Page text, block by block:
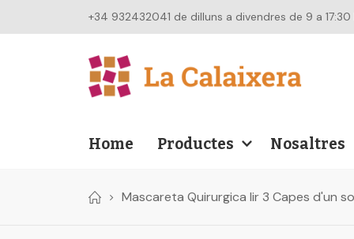
+34 932432041 de dilluns a divendres de 9 a 17:30
Home Productes Nosaltres
Mascareta Quirurgica Iir 3 Capes d'un